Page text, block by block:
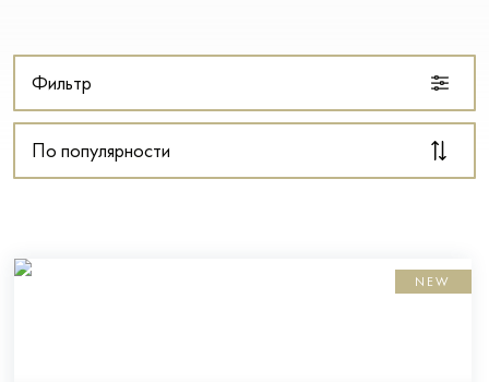
Фильтр
По популярности
NEW